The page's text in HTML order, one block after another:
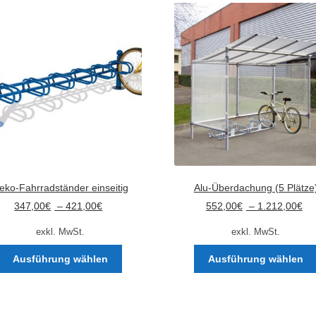
Fahrradständer einseitig
347,00€ –421,00€
exkl. MwSt.
Ausführung wählen
Alu-Überdachung (5
552,00€ – 1.212,00€
exkl. MwSt.
Ausführung wählen